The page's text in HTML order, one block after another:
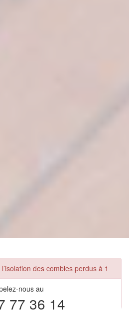
des combles perdus à 1
nous au
77 36 14